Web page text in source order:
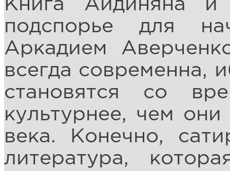
Книга Айдиняна и
подспорье для
Аркадием
всегда современна,
становятся со
культурнее, чем
века. Конечно,
литература,